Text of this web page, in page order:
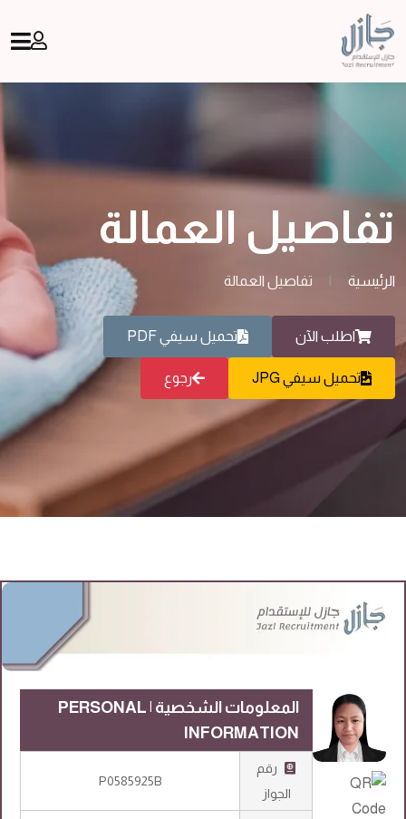
تفاصيل العمالة
الرئيسية | تفاصيل العمالة
اطلب الآن تحميل سيفي PDF
تحميل سيفي JPG رجوع
المعلومات الشخصية | PERSONAL
INFORMATION
رقم
الجواز
P0585925B